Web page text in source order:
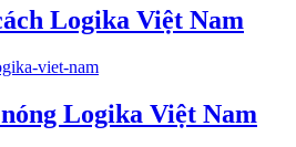
Logika Việt Nam
Logika Việt Nam